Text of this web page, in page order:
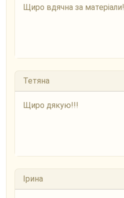
Щиро вдячна за матеріали!
Тетяна
Щиро дякую!!!
Ірина